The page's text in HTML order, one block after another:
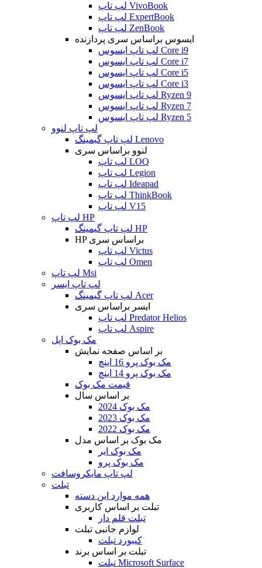
لپ تاپ VivoBook
لپ تاپ ExpertBook
لپ تاپ ZenBook
ایسوس براساس سری پردازنده
لپ تاپ ایسوس Core i9
لپ تاپ ایسوس Core i7
لپ تاپ ایسوس Core i5
لپ تاپ ایسوس Core i3
لپ تاپ ایسوس Ryzen 9
لپ تاپ ایسوس Ryzen 7
لپ تاپ ایسوس Ryzen 5
لپ تاپ لنوو
لپ تاپ گیمینگ Lenovo
لنوو براساس سری
لپ تاپ LOQ
لپ تاپ Legion
لپ تاپ Ideapad
لپ تاپ ThinkBook
لپ تاپ V15
لپ تاپ HP
لپ تاپ گیمینگ HP
HP براساس سری
لپ تاپ Victus
لپ تاپ Omen
لپ تاپ Msi
لپ تاپ ایسر
لپ تاپ گیمینگ Acer
ایسر براساس سری
لپ تاپ Predator Helios
لپ تاپ Aspire
مک بوک اپل
بر اساس صفحه نمایش
مک بوک پرو 16 اینچ
مک بوک پرو 14 اینچ
قیمت مک بوک
بر اساس سال
مک بوک 2024
مک بوک 2023
مک بوک 2022
مک بوک بر اساس مدل
مک بوک ایر
مک بوک پرو
لپ تاپ مایکروسافت
تبلت
همه موارد این دسته
تبلت بر اساس کاربری
تبلت قلم دار
لوازم جانبی تبلت
کیبورد تبلت
تبلت بر اساس برند
تبلت Microsoft Surface